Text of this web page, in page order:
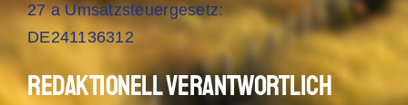
27 a Umsatzsteuergesetz:
DE241136312
Redaktionell verantwortlich